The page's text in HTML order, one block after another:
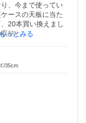
、今まで使ってい
ースの天板に当た
20本買い換えまし
納となりますの
っとみる
/35cm